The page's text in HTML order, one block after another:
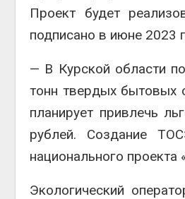
Проект будет
подписано в июне 2023
— В Курской области
тонн твердых
планирует привлечь
рублей. Создание
национального проекта
Экологический